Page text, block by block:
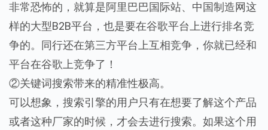
非常恐怖的，就算是阿里巴巴国际站、中国制造网这
样的大型B2B平台，也是要在谷歌平台上进行排名竞
争的。同行还在第三方平台上互相竞争，你就已经和
平台在谷歌上竞争了！
②关键词搜索带来的精准性极高。
可以想象，搜索引擎的用户只有在想要了解这个产品
或者这种厂家的时候，才会去进行搜索。如果这个用